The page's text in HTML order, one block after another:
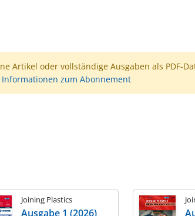
Artikel oder vollständige Ausgaben als PDF-
zum Abonnement
Joining Plastics
Ausgabe 1 (2026)